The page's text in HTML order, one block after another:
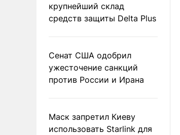
крупнейший склад
средств защиты Delta Plus
Сенат США одобрил
ужесточение санкций
против России и Ирана
Маск запретил Киеву
использовать Starlink для